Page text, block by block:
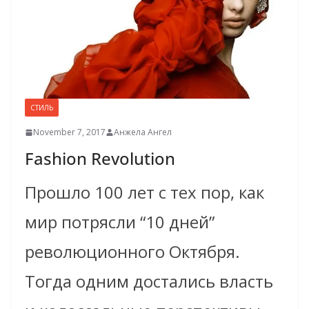
СТИЛЬ
November 7, 2017 Анжела Ангел
Fashion Revolution
Прошло 100 лет с тех пор, как
мир потрясли “10 дней”
революционного Октября.
Тогда одним достались власть